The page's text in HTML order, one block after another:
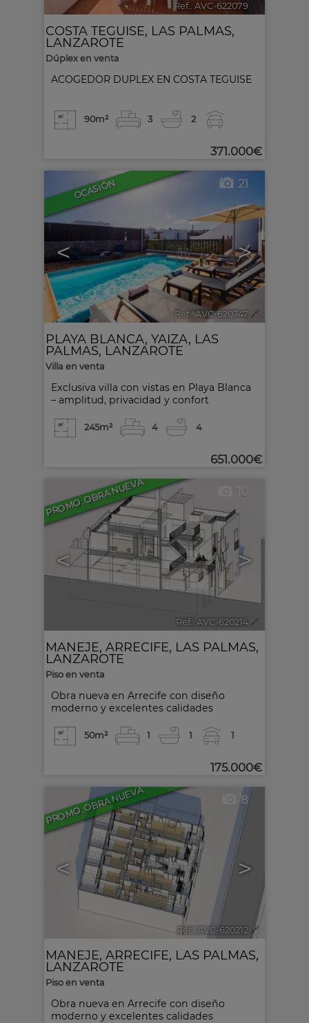
Ref.. AVC-622079
ACOGEDOR DUPLEX EN COSTA TEGUISE
COSTA TEGUISE, LAS PALMAS,
LANZAROTE
Dúplex en venta
90m² 3 2
371.000€
OCASIÓN
< >
21
Ref.. AVC-620747 🔗
Exclusiva villa con vistas en Playa Blanca
– amplitud, privacidad y confort
PLAYA BLANCA, YAIZA, LAS
PALMAS, LANZAROTE
Villa en venta
245m² 4 4
651.000€
PROMO. OBRA NUEVA
< >
10
Ref.. AVC-620214 🔗
Obra nueva en Arrecife con diseño
moderno y excelentes calidades
MANEJE, ARRECIFE, LAS PALMAS,
LANZAROTE
Piso en venta
50m² 1 1 1
175.000€
PROMO. OBRA NUEVA
< >
8
Ref.. AVC-620212 🔗
Obra nueva en Arrecife con diseño
moderno y excelentes calidades
MANEJE, ARRECIFE, LAS PALMAS,
LANZAROTE
Piso en venta